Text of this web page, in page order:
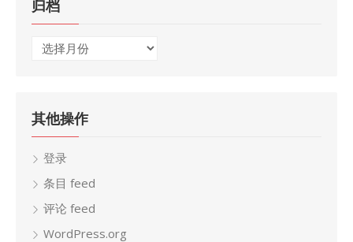
归档
归
其他操作
登录
条目 feed
评论 feed
WordPress.org